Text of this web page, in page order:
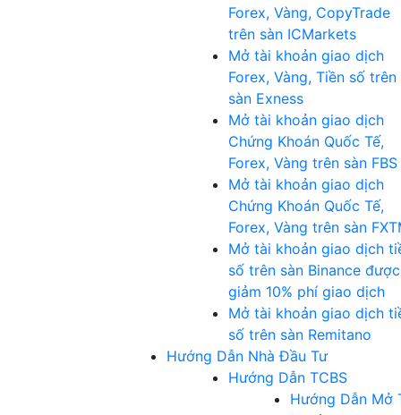
Forex, Vàng, CopyTrade
trên sàn ICMarkets
Mở tài khoản giao dịch
Forex, Vàng, Tiền số trên
sàn Exness
Mở tài khoản giao dịch
Chứng Khoán Quốc Tế,
Forex, Vàng trên sàn FBS
Mở tài khoản giao dịch
Chứng Khoán Quốc Tế,
Forex, Vàng trên sàn
Mở tài khoản giao dịch
số trên sàn Binance được
giảm 10% phí giao dịch
Mở tài khoản giao dịch
số trên sàn Remitano
Hướng Dẫn Nhà Đầu Tư
Hướng Dẫn TCBS
Hướng Dẫn Mở